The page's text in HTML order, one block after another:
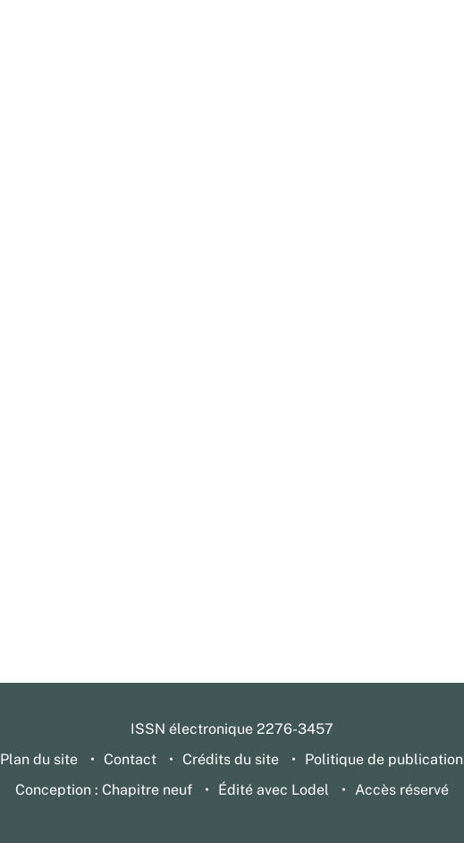
ISSN électronique 2276-3457
Plan du site
Contact Crédits du site
Politique de publication
Conception : Chapitre neuf
Édité avec Lodel Accès réservé